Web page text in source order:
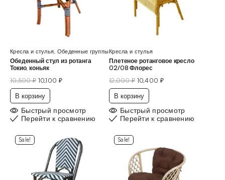
Кресла и стулья, Обеденные группы
Обеденный стул из ротанга
Токио, коньяк
10,500₽ 10,100 ₽
В корзину
Быстрый просмотр
Перейти к сравнению
Кресла и стулья
Плетеное ротанговое кресло
02/08 Флорес
12,000₽ 10,400 ₽
В корзину
Быстрый просмотр
Перейти к сравнению
Sale! Sale!